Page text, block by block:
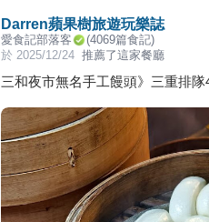
Darren蘋果樹旅遊玩樂誌
愛食記部落客 (4069篇食記)
於 2025/12/24 推薦了這家餐廳
三和夜市無名手工饅頭》三重排